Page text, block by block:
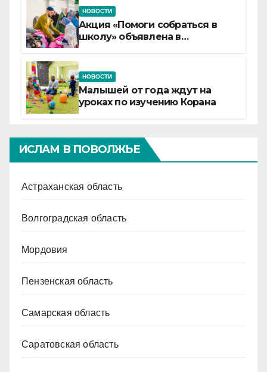
НОВОСТИ
Акция «Помоги собраться в
школу» объявлена в
НОВОСТИ
Малышей от года ждут на
уроках по изучению Корана
ИСЛАМ В ПОВОЛЖЬЕ
Астраханская область
Волгоградская область
Мордовия
Пензенская область
Самарская область
Саратовская область